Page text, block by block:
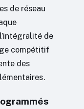
de réseau
de
compétitif
des